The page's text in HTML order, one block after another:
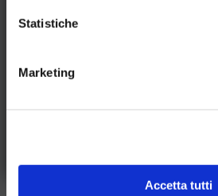
Statistiche
Marketing
Accetta tutti